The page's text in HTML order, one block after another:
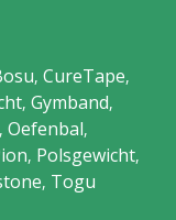
, CureTape,
, Gymband,
, Oefenbal,
, Polsgewicht,
, Togu